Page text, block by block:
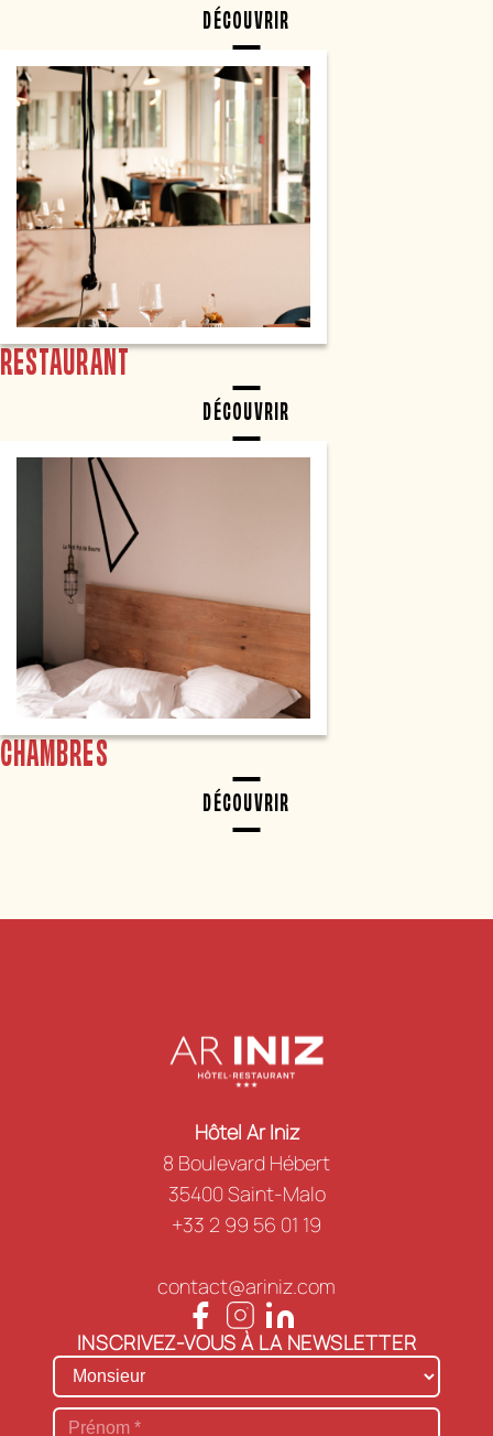
DÉCOUVRIR
RESTAURANT
DÉCOUVRIR
CHAMBRES
DÉCOUVRIR
Hôtel Ar Iniz
8 Boulevard Hébert
35400 Saint-Malo
+33 2 99 56 01 19
contact@ariniz.com
INSCRIVEZ-VOUS À LA NEWSLETTER